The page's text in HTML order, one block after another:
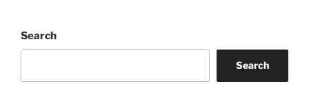
Search
Search